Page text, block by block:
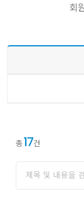
회
총17건